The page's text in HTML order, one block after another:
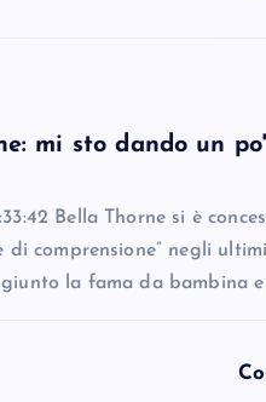
mi sto dando un
Bella Thorne si è
di comprensione” negli
la fama da bambina